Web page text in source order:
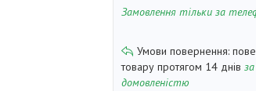
Замовлення тільки за
товару протягом 14 днів за
домовленістю